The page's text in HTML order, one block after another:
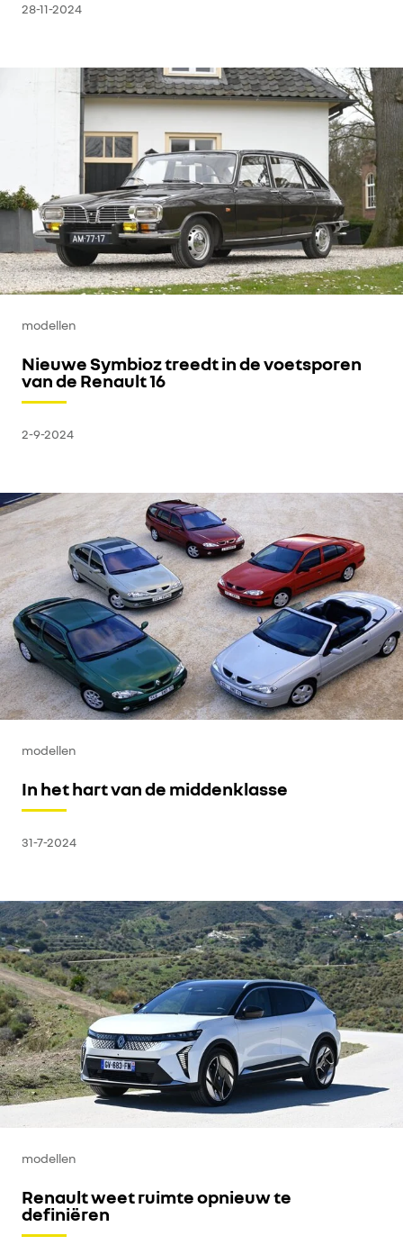
28-11-2024
modellen
Nieuwe Symbioz treedt in de voetsporen
van de Renault 16
2-9-2024
modellen
In het hart van de middenklasse
31-7-2024
modellen
Renault weet ruimte opnieuw te
definiëren